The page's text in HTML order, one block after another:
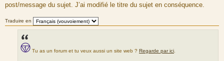
post/message du sujet. J’ai modifié le titre du sujet en conséquence.
Traduire en
Tu as un forum et tu veux aussi un site web ? Regarde par ici